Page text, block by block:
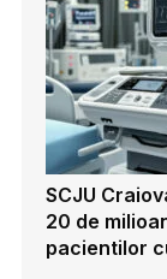
SCJU
20 de
pacientilor